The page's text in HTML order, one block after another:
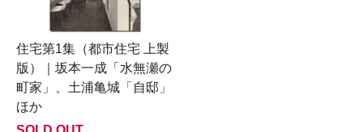
住宅第1集（都市住宅 上製
版）｜坂本一成「水無瀬の
町家」、土浦亀城「自邸」
ほか